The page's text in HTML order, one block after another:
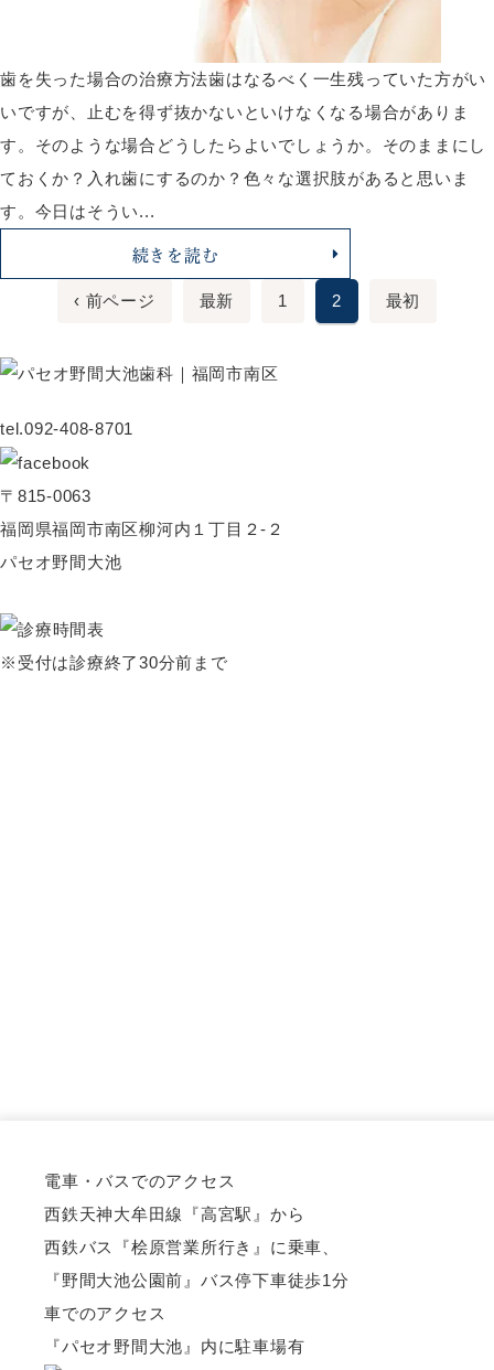
歯を失った場合の治療方法歯はなるべく一生残っていた方がい
いですが、止むを得ず抜かないといけなくなる場合がありま
す。そのような場合どうしたらよいでしょうか。そのままにし
ておくか？入れ歯にするのか？色々な選択肢があると思いま
す。今日はそうい...
続きを読む
‹ 前ページ 最新 1 2 最初
tel.092-408-8701
〒815-0063
福岡県福岡市南区柳河内１丁目２-２
パセオ野間大池
※受付は診療終了30分前まで
電車・バスでのアクセス
西鉄天神大牟田線『高宮駅』から
西鉄バス『桧原営業所行き』に乗車、
『野間大池公園前』バス停下車徒歩1分
車でのアクセス
『パセオ野間大池』内に駐車場有